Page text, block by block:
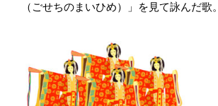
（ごせちのまいひめ）」を見て詠んだ歌。